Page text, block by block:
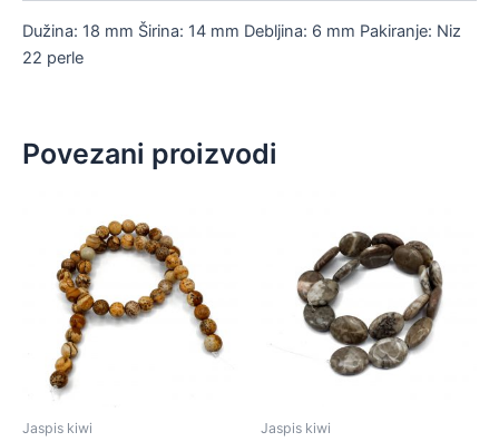
Dužina: 18 mm Širina: 14 mm Debljina: 6 mm Pakiranje: Niz
22 perle
Povezani proizvodi
Jaspis kiwi Jaspis kiwi